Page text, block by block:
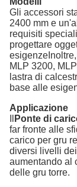
Gli accessori
2400 mm e
requisiti
progettare
MLP 3200,
lastra di
base alle
Applicazione
Ponte di
far fronte alle
carico per gru
diversi livelli
aumentando al
delle gru torre.